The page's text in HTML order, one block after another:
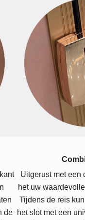
de
Uitgerust met een
het uw
Tijdens de reis
het slot met een